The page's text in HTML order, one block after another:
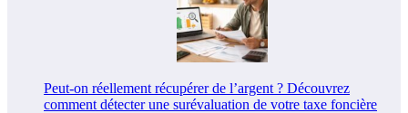
Peut-on réellement récupérer de l’argent ? Découvrez
comment détecter une surévaluation de votre taxe foncière